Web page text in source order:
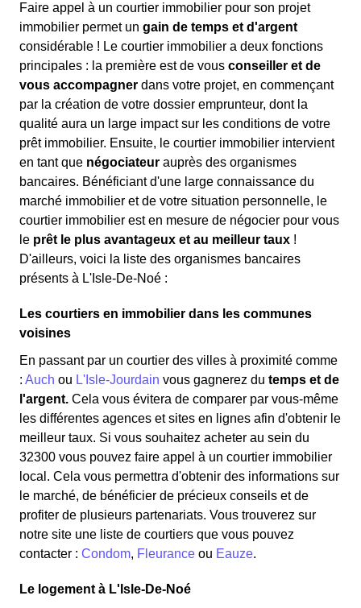
Faire appel à un courtier immobilier pour son projet
immobilier permet un gain de temps et d'argent
considérable ! Le courtier immobilier a deux fonctions
principales : la première est de vous conseiller et de
vous accompagner dans votre projet, en commençant
par la création de votre dossier emprunteur, dont la
qualité aura un large impact sur les conditions de votre
prêt immobilier. Ensuite, le courtier immobilier intervient
en tant que négociateur auprès des organismes
bancaires. Bénéficiant d'une large connaissance du
marché immobilier et de votre situation personnelle, le
courtier immobilier est en mesure de négocier pour vous
le prêt le plus avantageux et au meilleur taux !
D'ailleurs, voici la liste des organismes bancaires
présents à L'Isle-De-Noé :
Les courtiers en immobilier dans les communes
voisines
En passant par un courtier des villes à proximité comme
: Auch ou L'Isle-Jourdain vous gagnerez du temps et de
l'argent. Cela vous évitera de comparer par vous-même
les différentes agences et sites en lignes afin d'obtenir le
meilleur taux. Si vous souhaitez acheter au sein du
32300 vous pouvez faire appel à un courtier immobilier
local. Cela vous permettra d'obtenir des informations sur
le marché, de bénéficier de précieux conseils et de
profiter de plusieurs partenariats. Vous trouverez sur
notre site une liste de courtiers que vous pouvez
contacter : Condom, Fleurance ou Eauze.
Le logement à L'Isle-De-Noé